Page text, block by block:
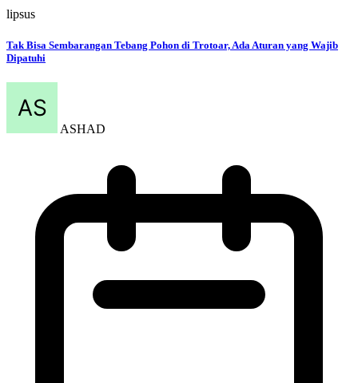
lipsus
Tak Bisa Sembarangan Tebang Pohon di Trotoar, Ada Aturan yang Wajib
Dipatuhi
ASHAD